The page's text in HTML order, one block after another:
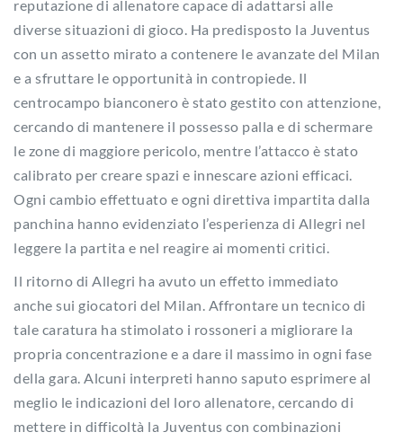
reputazione di allenatore capace di adattarsi alle
diverse situazioni di gioco. Ha predisposto la Juventus
con un assetto mirato a contenere le avanzate del Milan
e a sfruttare le opportunità in contropiede. Il
centrocampo bianconero è stato gestito con attenzione,
cercando di mantenere il possesso palla e di schermare
le zone di maggiore pericolo, mentre l’attacco è stato
calibrato per creare spazi e innescare azioni efficaci.
Ogni cambio effettuato e ogni direttiva impartita dalla
panchina hanno evidenziato l’esperienza di Allegri nel
leggere la partita e nel reagire ai momenti critici.
Il ritorno di Allegri ha avuto un effetto immediato
anche sui giocatori del Milan. Affrontare un tecnico di
tale caratura ha stimolato i rossoneri a migliorare la
propria concentrazione e a dare il massimo in ogni fase
della gara. Alcuni interpreti hanno saputo esprimere al
meglio le indicazioni del loro allenatore, cercando di
mettere in difficoltà la Juventus con combinazioni